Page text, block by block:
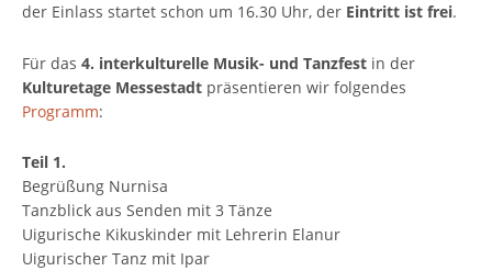
der Einlass startet schon um 16.30 Uhr, der Eintritt ist frei.
Für das 4. interkulturelle Musik- und Tanzfest in der
Kulturetage Messestadt präsentieren wir folgendes
Programm:
Teil 1.
Begrüßung Nurnisa
Tanzblick aus Senden mit 3 Tänze
Uigurische Kikuskinder mit Lehrerin Elanur
Uigurischer Tanz mit Ipar